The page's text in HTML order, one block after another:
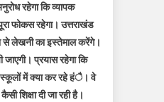
रहेगा कि व्यापक
फोकस रहेगा। उत्तराखंड
से लेखनी का इस्तेमाल करेंगे।
प्रयास रहेगा कि
स्कूलों में क्या कर रहे हंै। वे
शिक्षा दी जा रही है।